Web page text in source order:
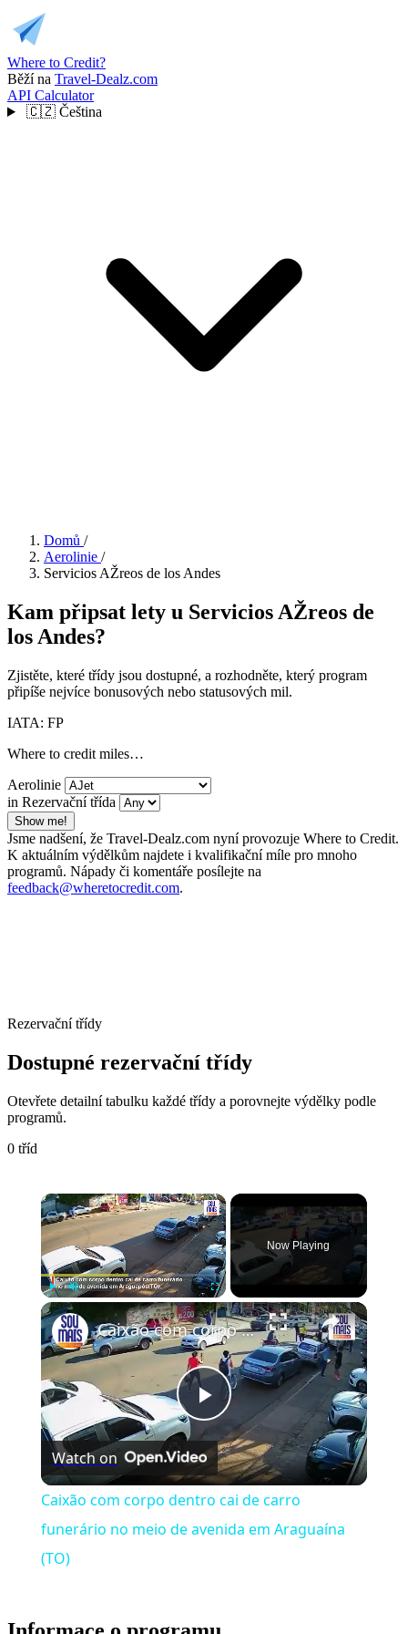
Where to Credit?
Běží na Travel-Dealz.com
API Calculator
🇨🇿 Čeština
Domů /
Aerolinie /
Servicios AŽreos de los Andes
Kam připsat lety u Servicios AŽreos de
los Andes?
Zjistěte, které třídy jsou dostupné, a rozhodněte, který program
připíše nejvíce bonusových nebo statusových mil.
IATA: FP
Where to credit miles…
Aerolinie
in Rezervační třída
Show me!
Jsme nadšení, že Travel-Dealz.com nyní provozuje Where to Credit.
K aktuálním výdělkům najdete i kvalifikační míle pro mnoho
programů. Nápady či komentáře posílejte na
feedback@wheretocredit.com.
Rezervační třídy
Dostupné rezervační třídy
Otevřete detailní tabulku každé třídy a porovnejte výdělky podle
programů.
0 tříd
Play Fullscreen
Now Playing
Play
Video
Caixão com corpo dentro cai de carro funerário no meio de avenida em Araguaína (TO)
Watch on
Caixão com corpo dentro cai de carro
funerário no meio de avenida em Araguaína
(TO)